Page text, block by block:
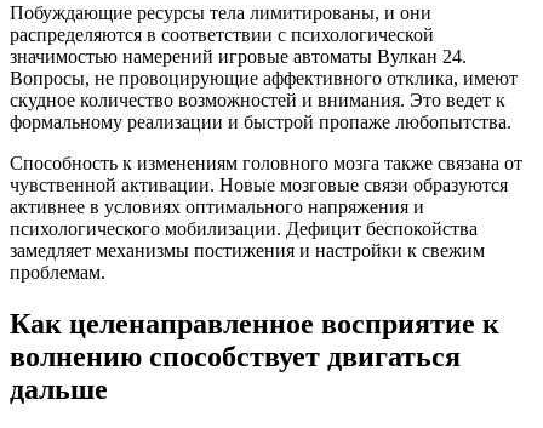
Побуждающие ресурсы тела лимитированы, и они
распределяются в соответствии с психологической
значимостью намерений игровые автоматы Вулкан 24.
Вопросы, не провоцирующие аффективного отклика, имеют
скудное количество возможностей и внимания. Это ведет к
формальному реализации и быстрой пропаже любопытства.
Способность к изменениям головного мозга также связана от
чувственной активации. Новые мозговые связи образуются
активнее в условиях оптимального напряжения и
психологического мобилизации. Дефицит беспокойства
замедляет механизмы постижения и настройки к свежим
проблемам.
Как целенаправленное восприятие к
волнению способствует двигаться
дальше